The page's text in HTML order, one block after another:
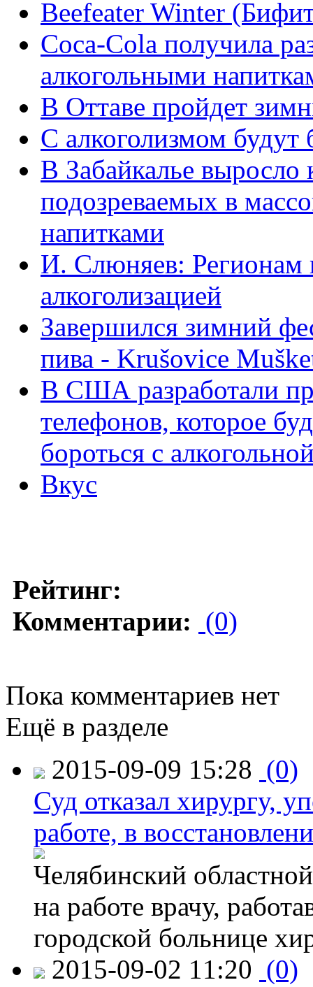
Beefeater Winter
Coca-Cola получила
алкогольными
В Оттаве пройдет
C алкоголизмом будут
В Забайкалье выросло
подозреваемых в
напитками
И. Слюняев: Регионам
алкоголизацией
Завершился зимний
пива - Krušovice
В США разработали
телефонов, которое
бороться с
Вкус
Рейтинг:
Комментарии: (0)
Пока комментариев нет
Ещё в разделе
2015-09-09 15:28 (0)
Суд отказал хирургу,
работе, в
Челябинский
на работе врачу,
городской больнице
2015-09-02 11:20 (0)